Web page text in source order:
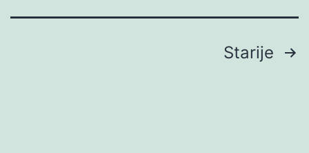
Starije